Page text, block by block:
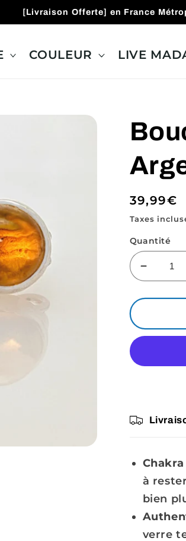
[Livraison Offerte] en France
COULEUR LIVE
Prix
39,99€
Taxes
Quantité
Réduire
la
quantité
Boucles
&amp;
à
bien
verre